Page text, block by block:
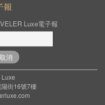
報
Luxe電子報
取消
Luxe
街16號7樓